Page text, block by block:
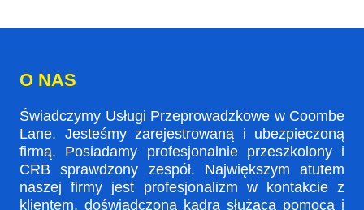
O NAS
Świadczymy Usługi Przeprowadzkowe w Coombe
Lane. Jesteśmy zarejestrowaną i ubezpieczoną
firmą. Posiadamy profesjonalnie przeszkolony i
CRB sprawdzony zespół. Największym atutem
naszej firmy jest profesjonalizm w kontakcie z
klientem, doświadczona kadra służąca pomocą i